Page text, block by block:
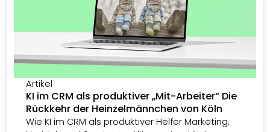
Artikel
KI im CRM als produktiver „Mit-Arbeiter“ Die
Rückkehr der Heinzelmännchen von Köln
Wie KI im CRM als produktiver Helfer Marketing,